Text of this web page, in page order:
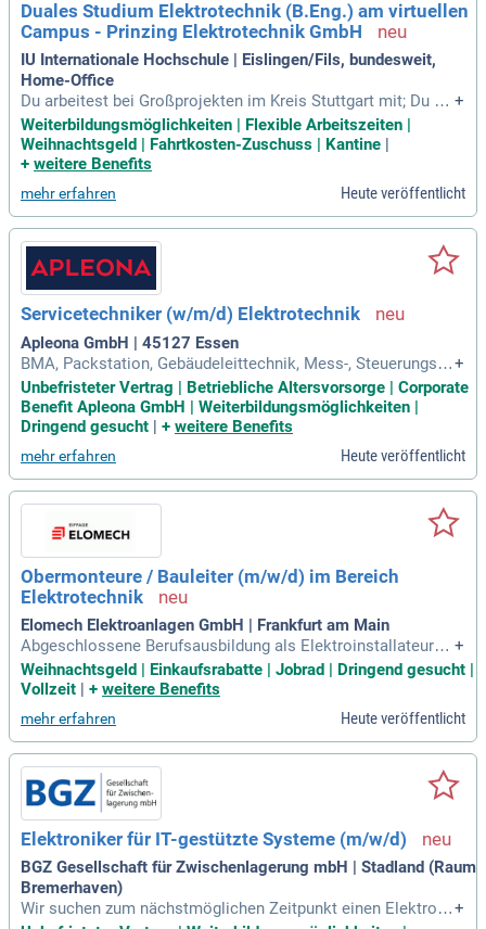
Duales Studium Elektrotechnik (B.Eng.) am virtuellen
Campus - Prinzing Elektrotechnik GmbH
IU Internationale Hochschule | Eislingen/Fils, bundesweit,
Home-Office
Du arbeitest bei Großprojekten im Kreis Stuttgart mit; Du ar
beitest eng mit Projektleitern und Monteuren zusammen; Du
kombinierst Büro-, Projekt- und Baustellentätigkeiten; Du wir
st in den Fachbereichen E-Mobilität, Sicherheitstechnik, Geb
+
Weiterbildungsmöglichkeiten | Flexible Arbeitszeiten |
Weihnachtsgeld | Fahrtkosten-Zuschuss | Kantine
+ weitere Benefits
mehr erfahren Heute veröffentlicht
Servicetechniker (w/m/d) Elektrotechnik
Apleona GmbH | 45127 Essen
BMA, Packstation, Gebäudeleittechnik, Mess-, Steuerungsun
d Regelleittechnik); Einarbeitung und Unterstützung von Tec
hnikern bzw. neuer Mitarbeiter. Elektromechaniker bzw.
+
Unbefristeter Vertrag | Betriebliche Altersvorsorge | Corporate
Benefit Apleona GmbH | Weiterbildungsmöglichkeiten |
Dringend gesucht | + weitere Benefits
mehr erfahren Heute veröffentlicht
Obermonteure / Bauleiter (m/w/d) im Bereich
Elektrotechnik
Elomech Elektroanlagen GmbH | Frankfurt am Main
Abgeschlossene Berufsausbildung als Elektroinstallateur/El
ektroniker eventuell mit Weiterbildung zum Techniker/Meist
er; Einschlägige Berufserfahrung in bauleitender Tätigkeit so
rung von Mitarbeitern
+
Weihnachtsgeld | Einkaufsrabatte | Jobrad | Dringend gesucht |
Vollzeit | + weitere Benefits
mehr erfahren Heute veröffentlicht
Elektroniker für IT-gestützte Systeme (m/w/d)
BGZ Gesellschaft für Zwischenlagerung mbH | Stadland (Raum
Bremerhaven)
Wir suchen zum nächstmöglichen Zeitpunkt einen Elektroni +